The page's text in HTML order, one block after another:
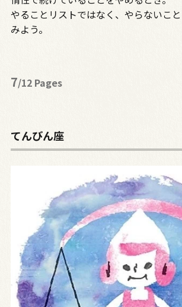
やることリストではなく、やらないこ
みよう。
7/12 Pages
てんびん座